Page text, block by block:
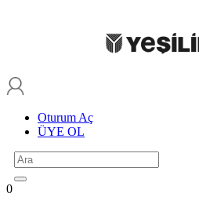
Oturum Aç
ÜYE OL
0